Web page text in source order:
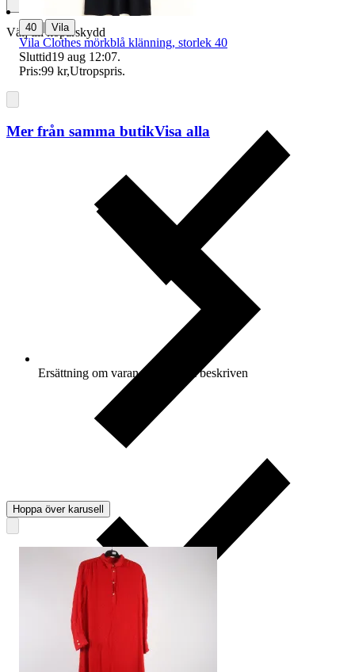
Välj till köparskydd
Ersättning om varan inte är som beskriven
40 | Vila
Vila Clothes mörkblå klänning, storlek 40
Sluttid19 aug 12:07.
Pris:99 kr,Utropspris.
Mer från samma butikVisa alla
Hoppa över karusell